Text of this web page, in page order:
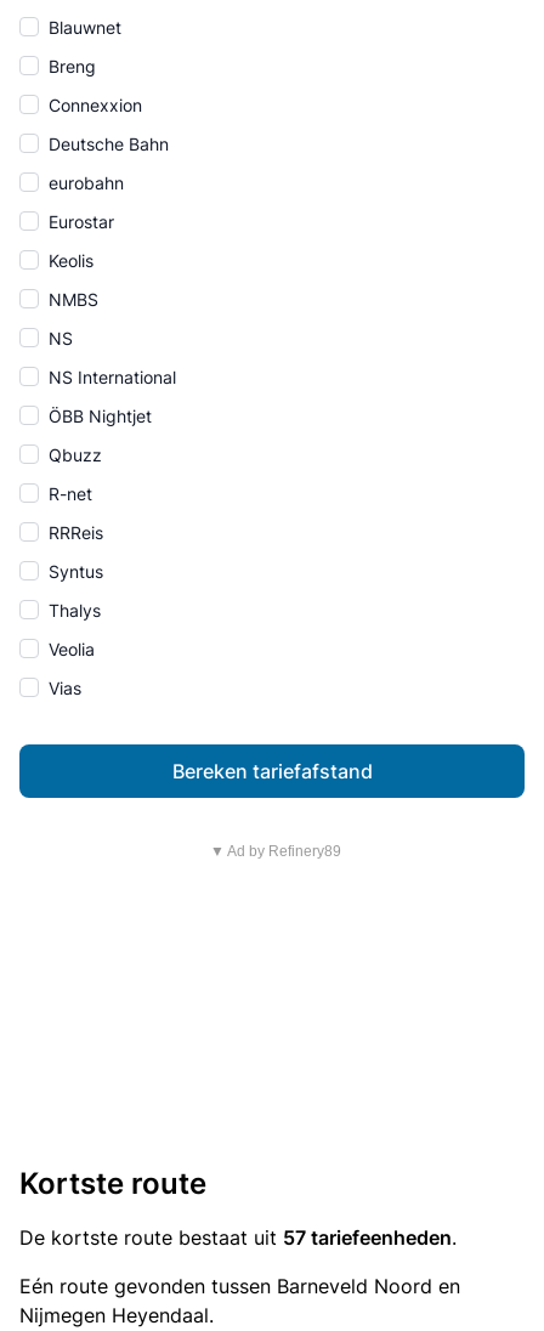
Blauwnet
Breng
Connexxion
Deutsche Bahn
eurobahn
Eurostar
Keolis
NMBS
NS
NS International
ÖBB Nightjet
Qbuzz
R-net
RRReis
Syntus
Thalys
Veolia
Vias
Bereken tariefafstand
▼ Ad by Refinery89
Kortste route
De kortste route bestaat uit 57 tariefeenheden.
Eén route gevonden tussen Barneveld Noord en
Nijmegen Heyendaal.